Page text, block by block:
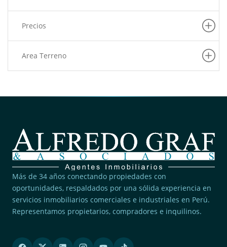
Precios
Area Terreno
Más de 34 años conectando propiedades con
oportunidades, respaldados por una sólida experiencia en
servicios inmobiliarios comerciales e industriales en Perú.
Representamos propietarios, compradores e inquilinos.